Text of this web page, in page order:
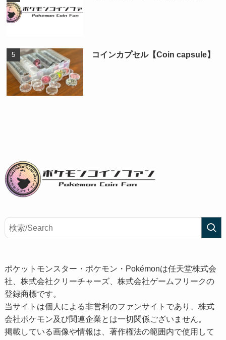
コインカプセル【Coin capsule】
ポケットモンスター・ポケモン・Pokémonは任天堂株式会
社、株式会社クリーチャーズ、株式会社ゲームフリークの
登録商標です。
当サイトは個人による非営利のファンサイトであり、株式
会社ポケモン及び関連企業とは一切関係ございません。
掲載している画像や情報は、著作権法の範囲内で使用して